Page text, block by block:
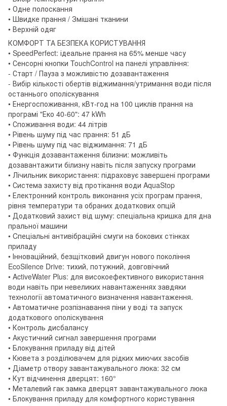
• Одне полоскання
• Швидке прання / Змішані тканини
• Верхній одяг
КОМФОРТ ТА БЕЗПЕКА КОРИСТУВАННЯ
• SpeedPerfect: ідеальне прання на 65% менше часу
• Сенсорні кнопки TouchControl на панелі управління:
- Старт / Пауза з можливістю дозавантаження
- Вибір кількості обертів віджимання/утримання води після
останнього ополіскування
• Енергоспоживання, кВт-год на 100 циклів прання на
програмі "Еко 40-60": 47 kWh
• Споживання води: 44 літрів
• Рівень шуму під час прання: 51 дБ
• Рівень шуму під час віджимання: 71 дБ
• Функція дозавантаження білизни: можливіть
дозавантажити білизну навіть після запуску програми
• Лічильник використання: підраховує завершені програми
• Система захисту від протікання води AquaStop
• Електронний контроль виконання усіх програм прання,
рівня температури та обраних додаткових опцій
• Додатковий захист від шуму: спеціальна кришка для дна
пральної машини
• Cпеціальні антивібраційні смуги на бокових стінках
приладу
• Інноваційний, безщітковий двигун нового покоління
EcoSilence Drive: тихий, потужний, довговічний
• ActiveWater Plus: для високоефективного використання
води навіть при невеликих навантаженнях завдяки
технології автоматичного визначення навантаження.
• Автоматичне розпізнавання піни у воді та запуск
додаткового ополіскування
• Контроль дисбалансу
• Акустичний сигнал завершення програми
• Блокування приладу від дітей
• Кювета з розділювачем для рідких миючих засобів
• Діаметр отвору завантажувального люка: 32 см
• Кут відчинення дверцят: 160°
• Металевий гак замка дверцят завантажувального люка
• Блокування приладу для комфортного користування